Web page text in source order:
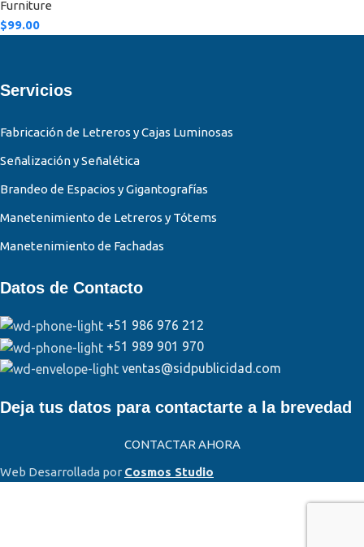
Furniture
$99.00
Servicios
Fabricación de Letreros y Cajas Luminosas
Señalización y Señalética
Brandeo de Espacios y Gigantografías
Manetenimiento de Letreros y Tótems
Manetenimiento de Fachadas
Datos de Contacto
+51 986 976 212
+51 989 901 970
ventas@sidpublicidad.com
Deja tus datos para contactarte a la brevedad
CONTACTAR AHORA
Web Desarrollada por Cosmos Studio